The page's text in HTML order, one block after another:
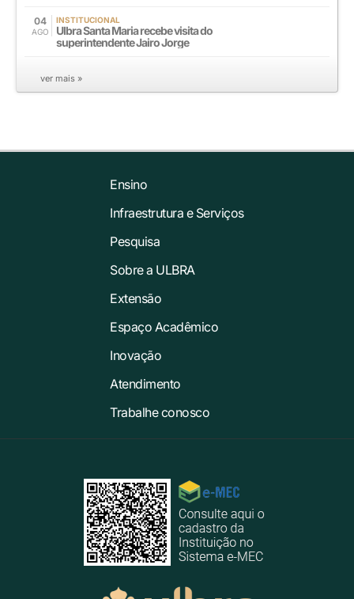
04
AGO
INSTITUCIONAL
Ulbra Santa Maria recebe visita do
superintendente Jairo Jorge
ver mais »
Ensino
Infraestrutura e Serviços
Pesquisa
Sobre a ULBRA
Extensão
Espaço Acadêmico
Inovação
Atendimento
Trabalhe conosco